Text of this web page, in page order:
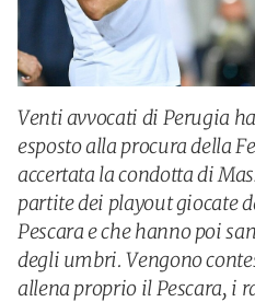
Venti avvocati di Perugia
esposto alla procura della
accertata la condotta di
partite dei playout giocate
Pescara e che hanno poi
degli umbri. Vengono
allena proprio il Pescara, i